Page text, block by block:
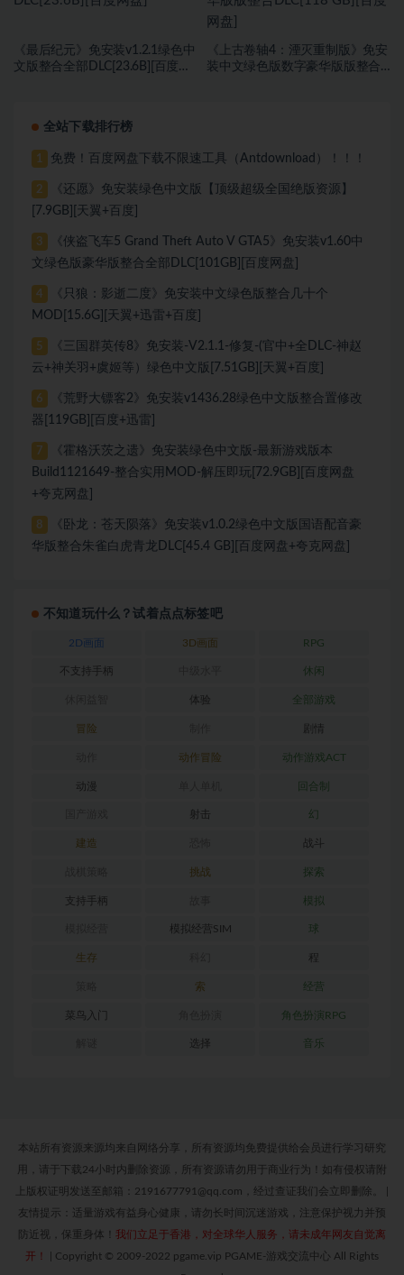
《最后纪元》免安装v1.2.1绿色中
文版整合全部DLC[23.6B][百度网
《上古卷轴4：湮灭重制版》免安
装中文绿色版数字豪华版版整合
全站下载排行榜
1 免费！百度网盘下载不限速工具（Antdownload）！！！
2
《还愿》免安装绿色中文版【顶级超级全国绝版资源】
[7.9GB][天翼+百度]
3
《侠盗飞车5 Grand Theft Auto V GTA5》免安装v1.60中
文绿色版豪华版整合全部DLC[101GB][百度网盘]
4
《只狼：影逝二度》免安装中文绿色版整合几十个
MOD[15.6G][天翼+迅雷+百度]
5
《三国群英传8》免安装-V2.1.1-修复-(官中+全DLC-神赵
云+神关羽+虞姬等）绿色中文版[7.51GB][天翼+百度]
6
《荒野大镖客2》免安装v1436.28绿色中文版整合置修改
器[119GB][百度+迅雷]
7
《霍格沃茨之遗》免安装绿色中文版-最新游戏版本
Build1121649-整合实用MOD-解压即玩[72.9GB][百度网盘
+夸克网盘]
8
《卧龙：苍天陨落》免安装v1.0.2绿色中文版国语配音豪
华版整合朱雀白虎青龙DLC[45.4 GB][百度网盘+夸克网盘]
不知道玩什么？试着点点标签吧
2D画面 3D画面 RPG
不支持手柄 休闲
体验 全部游戏
冒险 剧情
动作冒险 动作游戏ACT
动漫 回合制
射击 幻
建造 战斗
挑战 探索
支持手柄 模拟
模拟经营SIM 球
生存 程
索 经营
菜鸟入门 角色扮演RPG
选择 音乐
本站所有资源来源均来自网络分享，所有资源均免费提供给会员进行学习研究
用，请于下载24小时内删除资源，所有资源请勿用于商业行为！如有侵权请附
上版权证明发送至邮箱：2191677791@qq.com，经过查证我们会立即删除。
友情提示：适量游戏有益身心健康，请勿长时间沉迷游戏，注意保护视力并预
防近视，保重身体！ 我们立足于香港，对全球华人服务，请未成年网友自觉离
开！
Copyright © 2009-2022 pgame.vip PGAME-游戏交流中心 All Rights